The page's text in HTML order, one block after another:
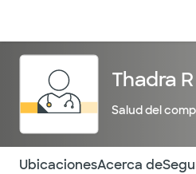
Thadra
Salud del
Utilice esta navegación para
UbicacionesAcerca de